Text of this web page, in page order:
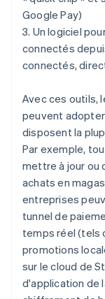
Google Pay)
3. Un logiciel
connectés
connectés,
Avec ces outils,
peuvent
disposent la
Par exemple,
mettre à jour ou
achats en
entreprises
tunnel de
temps réel (tels
promotions
sur le cloud de
d'application de
English
États-Unis
EnglishEspañol
Finlande
EnglishSvenska
FrançaisEnglish
Gibraltar
English
Grèce
English
Hongrie
English
Inde
English
Irlande
English
Italie
ItalianoEnglish
Japon
日本語English